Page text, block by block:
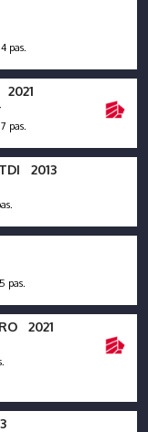
pas.
pas.
2013
pas.
2021